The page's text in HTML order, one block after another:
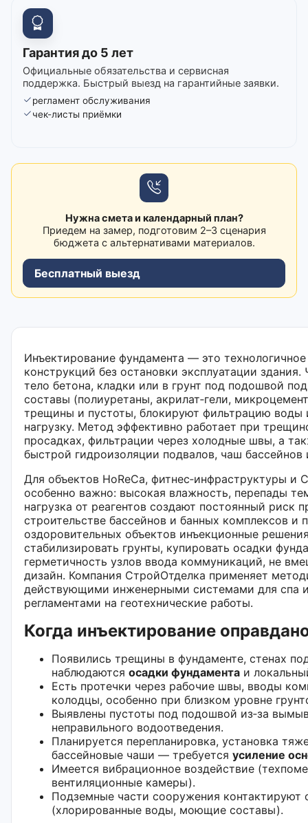
Гарантия до 5 лет
Официальные обязательства и сервисная
поддержка. Быстрый выезд на гарантийные заявки.
регламент обслуживания
чек-листы приёмки
Нужна смета и календарный план?
Приедем на замер, подготовим 2–3 сценария
бюджета с альтернативами материалов.
Бесплатный выезд
Инъектирование фундамента — это
конструкций без остановки эксплуатации
тело бетона, кладки или в грунт под подошвой
составы (полиуретаны, акрилат‑гели,
трещины и пустоты, блокируют фильтрацию воды
нагрузку. Метод эффективно работает при
просадках, фильтрации через холодные швы, а
быстрой гидроизоляции подвалов, чаш
Для объектов HoReCa, фитнес‑инфраструктуры и
особенно важно: высокая влажность, перепады
нагрузка от реагентов создают постоянный риск
строительстве бассейнов и банных комплексов и
оздоровительных объектов инъекционные
стабилизировать грунты, купировать осадки
герметичность узлов ввода коммуникаций, не
дизайн. Компания СтройОтделка применяет
действующими инженерными системами для спа
регламентами на геотехнические работы.
Когда инъектирование
Появились трещины в фундаменте, стенах
наблюдаются осадки фундамента и
Есть протечки через рабочие швы, вводы
колодцы, особенно при близком уровне
Выявлены пустоты под подошвой из‑за
неправильного водоотведения.
Планируется перепланировка, установка
бассейновые чаши — требуется усиление
Имеется вибрационное воздействие
вентиляционные камеры).
Подземные части сооружения контактируют
(хлорированные воды, моющие составы).